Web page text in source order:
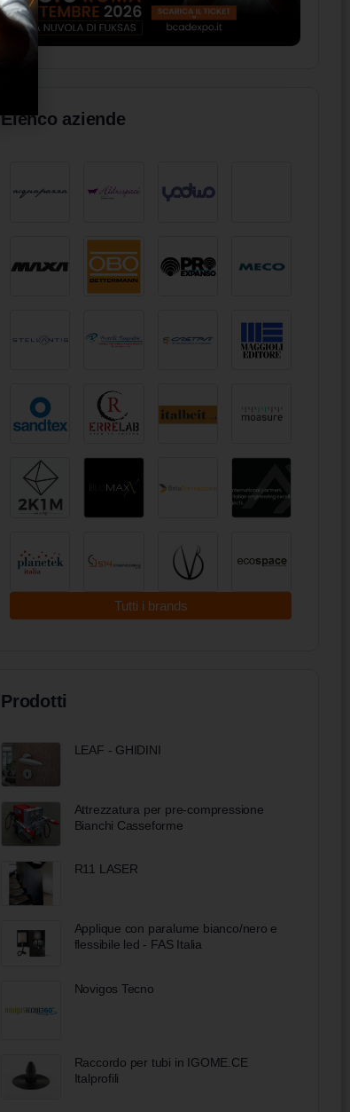
Elenco aziende
Tutti i brands
Prodotti
LEAF - GHIDINI
Attrezzatura per pre-compressione
Bianchi Casseforme
R11 LASER
Applique con paralume bianco/nero e
flessibile led - FAS Italia
Novigos Tecno
Raccordo per tubi in IGOME.CE
Italprofili